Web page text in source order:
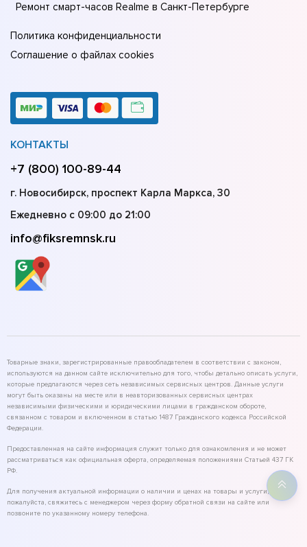
Ремонт смарт-часов Realme в Санкт-Петербурге
Политика конфиденциальности
Соглашение о файлах cookies
КОНТАКТЫ
+7 (800) 100-89-44
г. Новосибирск, проспект Карла Маркса, 30
Ежедневно с 09:00 до 21:00
info@fiksremnsk.ru
Товарные знаки, зарегистрированные правообладателем в соответствии с законом,
используются на данном сайте исключительно для того, чтобы детально описать услуги,
которые предлагаются через сеть независимых сервисных центров. Данные услуги
могут быть оказаны на месте или в неавторизованных сервисных центрах
независимыми физическими и юридическими лицами в гражданском обороте,
связанном с товаром и включенном в статью 1487 Гражданского кодекса Российской
Федерации.
Предоставленная на сайте информация служит только для ознакомления и не может
рассматриваться как официальная оферта, определяемая положениями Статьей 437 ГК
РФ.
Для получения актуальной информации о наличии и ценах на товары и услуги,
пожалуйста, свяжитесь с менеджером через форму обратной связи на сайте или
позвоните по указанному номеру телефона.